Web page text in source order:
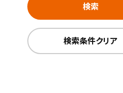
検索
検索条件クリア